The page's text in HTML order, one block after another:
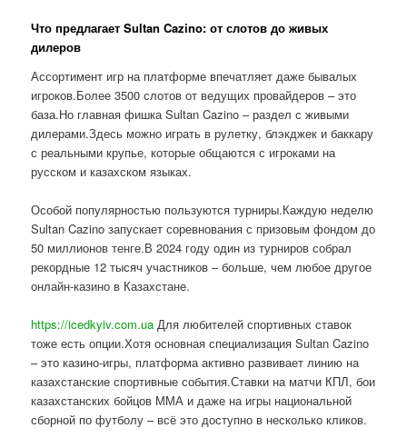
Что предлагает Sultan Cazino: от слотов до живых
дилеров
Ассортимент игр на платформе впечатляет даже бывалых
игроков.Более 3500 слотов от ведущих провайдеров – это
база.Но главная фишка Sultan Cazino – раздел с живыми
дилерами.Здесь можно играть в рулетку, блэкджек и баккару
с реальными крупье, которые общаются с игроками на
русском и казахском языках.
Особой популярностью пользуются турниры.Каждую неделю
Sultan Cazino запускает соревнования с призовым фондом до
50 миллионов тенге.В 2024 году один из турниров собрал
рекордные 12 тысяч участников – больше, чем любое другое
онлайн-казино в Казахстане.
https://icedkyiv.com.ua Для любителей спортивных ставок
тоже есть опции.Хотя основная специализация Sultan Cazino
– это казино-игры, платформа активно развивает линию на
казахстанские спортивные события.Ставки на матчи КПЛ, бои
казахстанских бойцов ММА и даже на игры национальной
сборной по футболу – всё это доступно в несколько кликов.